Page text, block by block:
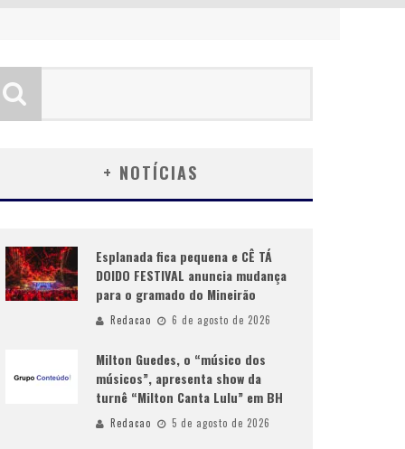
+ NOTÍCIAS
Esplanada fica pequena e CÊ TÁ
DOIDO FESTIVAL anuncia mudança
para o gramado do Mineirão
Redacao 6 de agosto de 2026
Milton Guedes, o “músico dos
músicos”, apresenta show da
turnê “Milton Canta Lulu” em BH
Redacao 5 de agosto de 2026